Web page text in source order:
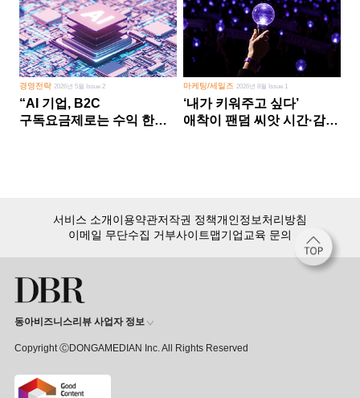
경영전략 2026년 5월 Issue 2
“AI 기업, B2C
구독요금제로는 수익 한계
마케팅/세일즈 2026년 8월 Issue 1
‘내가 키워주고 싶다’
애착이 팬덤 씨앗 시간·감정
15,000여 건의 DBR 콘텐츠를
서비스 소개이용약관저작권 정책개인정보처리방침
이메일 무단수집 거부사이트맵기업교육 문의
동아비즈니스리뷰 사업자 정보
Copyright ⒸDONGAMEDIAN Inc. All Rights Reserved